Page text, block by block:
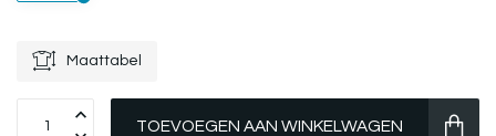
Maattabel
TOEVOEGEN AAN WINKELWAGEN